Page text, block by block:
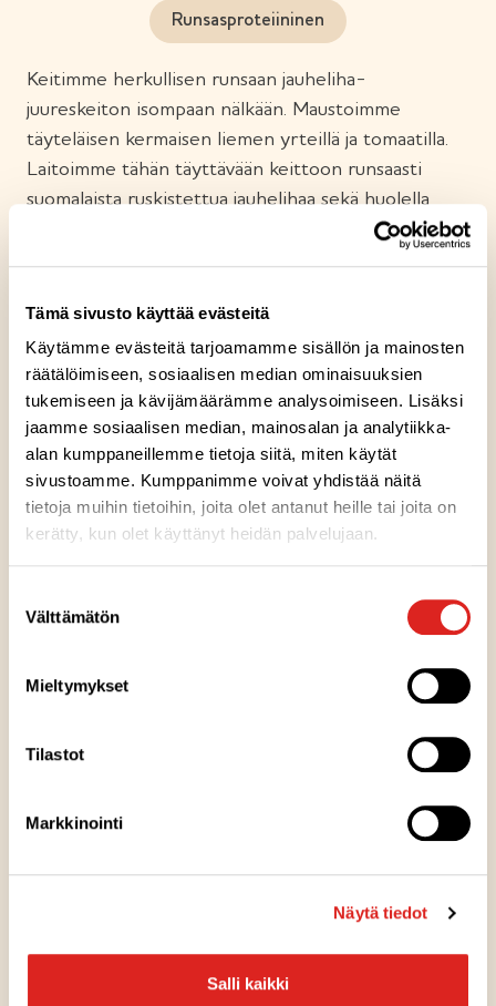
Tämä sivusto käyttää evästeitä
Käytämme evästeitä tarjoamamme sisällön ja mainosten
räätälöimiseen, sosiaalisen median ominaisuuksien
tukemiseen ja kävijämäärämme analysoimiseen. Lisäksi
jaamme sosiaalisen median, mainosalan ja analytiikka-
alan kumppaneillemme tietoja siitä, miten käytät
sivustoamme. Kumppanimme voivat yhdistää näitä
tietoja muihin tietoihin, joita olet antanut heille tai joita on
kerätty, kun olet käyttänyt heidän palvelujaan.
valinta
Välttämätön
Mieltymykset
Tilastot
Markkinointi
Näytä tiedot
Salli kaikki
Runsasproteiininen
Keitimme herkullisen runsaan jauheliha-
juureskeiton isompaan nälkään. Maustoimme
täyteläisen kermaisen liemen yrteillä ja tomaatilla.
Laitoimme tähän täyttävään keittoon runsaasti
suomalaista ruskistettua jauhelihaa sekä huolella
valittuja perunoita ja juureksia. Nyt tarvitaan isompi
Ainesosat
Ravintosisältö
Reseptivinkit